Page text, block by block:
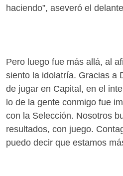
haciendo”, aseveró el
Pero luego fue más allá, al
siento la idolatría. Gracias a
de jugar en Capital, en el
lo de la gente conmigo fue
con la Selección. Nosotros
resultados, con juego.
puedo decir que estamos